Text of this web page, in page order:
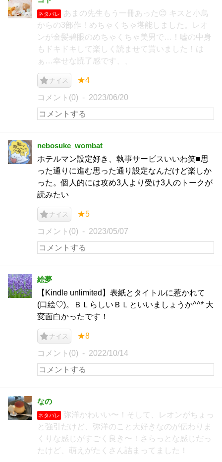
ネタバレ
あまの先生もう一冊あった😊 キスと小鳥
からの3部作！めちゃくちゃ堪能しました。レオ
ンが金髪碧眼のめちゃくちゃ美男で…！嘘の中身
もドキドキして楽しく読ませて貰いました！は
ぁ…幸せな読了感です、、
ナイス ★4
コメント(0) 2023/06/20
nebosuke_wombat
ホテルマン設定好き、執事サービスいいわ笑■思
った通りに進む思った通り設定なんだけど楽しか
った。個人的には攻め3人より受け3人のトークが
読みたい
ナイス ★5
コメント(0) 2023/05/07
絵夢
【Kindle unlimited】表紙とタイトルに惹かれて
(口絵♡)。ＢＬらしいＢＬといいましょうか^^* 大
変面白かったです！
ナイス ★8
コメント(0) 2022/10/14
なの
ネタバレ
弥洋かわいい〜！そして、レオンがちょっ
と強引だけど、弥洋のこと大好きなのが伝わりま
くりな感じがすごく良き〜！さらっとな感じだっ
たけど、萌えがたくさん詰まってました！